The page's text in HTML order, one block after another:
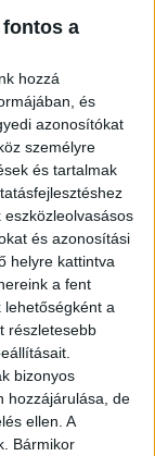
fontos a
hozzá
és
azonosítókat
személyre
és tartalmak
és azonosítási
helyre kattintva
a fent
a
részletesebb
bizonyos
hozzájárulása, de
ellen. A
Bármikor
kell,
gyerekét?
meghalt egy
hagyva a